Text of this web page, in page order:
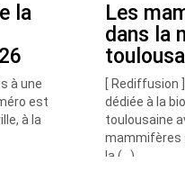
la
à une
est
à la
Les
dans la
[ Rediffusion
dédiée à la
toulousaine
mammifères
la (…)